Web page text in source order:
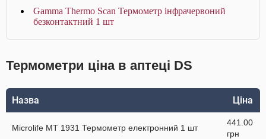
Gamma Thermo Scan Термометр інфрачервоний
безконтактний 1 шт
Термометри ціна в аптеці DS
Назва Ціна
Microlife MT 1931 Термометр електронний 1 шт
441.00
грн